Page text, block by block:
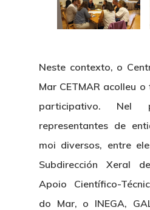
Neste contexto, o
Mar CETMAR acolleu
participativo. Nel
representantes de
moi diversos, entre
Subdirección Xeral
Apoio Científico-
do Mar, o INEGA,